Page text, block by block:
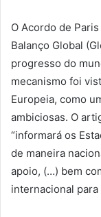
O Acordo de
Balanço Global
progresso do
mecanismo foi
Europeia, como
ambiciosas. O
“informará os
de maneira
apoio, (…) bem
internacional para